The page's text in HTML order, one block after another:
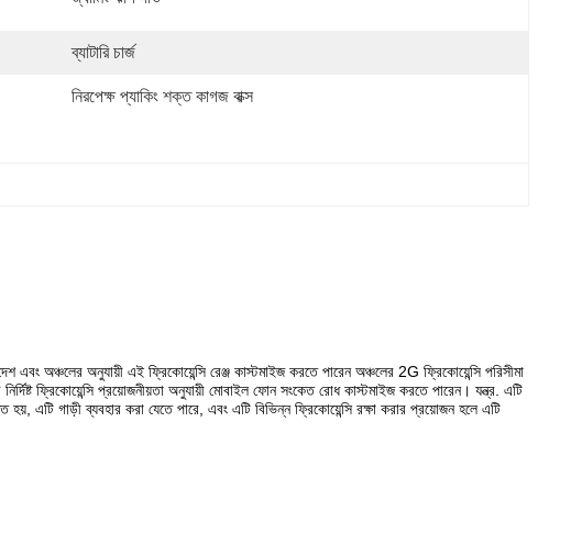
ব্যাটারি চার্জ
নিরপেক্ষ প্যাকিং শক্ত কাগজ বাক্স
অনুযায়ী এই ফ্রিকোয়েন্সি রেঞ্জ কাস্টমাইজ করতে পারেন অঞ্চলের 2G ফ্রিকোয়েন্সি পরিসীমা
ফ্রিকোয়েন্সি প্রয়োজনীয়তা অনুযায়ী মোবাইল ফোন সংকেত রোধ কাস্টমাইজ করতে পারেন। যন্ত্র. এটি
এটি গাড়ী ব্যবহার করা যেতে পারে, এবং এটি বিভিন্ন ফ্রিকোয়েন্সি রক্ষা করার প্রয়োজন হলে এটি